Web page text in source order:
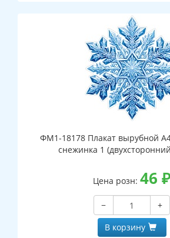
ФМ1-18178 Плакат вырубной
снежинка 1
Цена розн: 46 ₽
−
+
В корзину